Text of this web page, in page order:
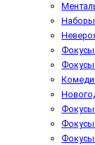
Фокусы
Фокусы
Фокусы
Фокусы
Фокусы